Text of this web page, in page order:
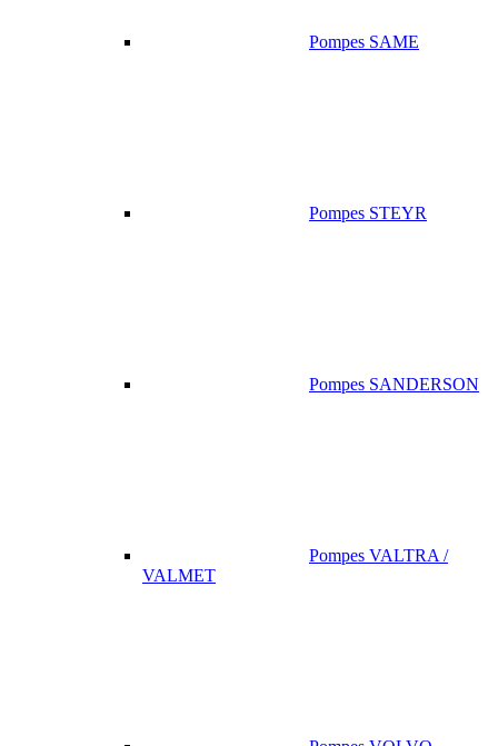
Pompes SAME
Pompes STEYR
Pompes SANDERSON
Pompes VALTRA /
VALMET